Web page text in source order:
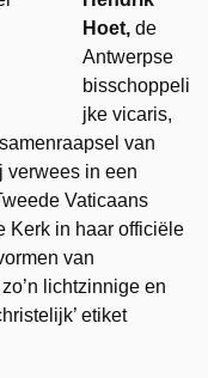
Hoet, de
Antwerpse
bisschoppeli
jke vicaris,
van
verwees in een
Vaticaans
Kerk in haar officiële
van
lichtzinnige en
etiket